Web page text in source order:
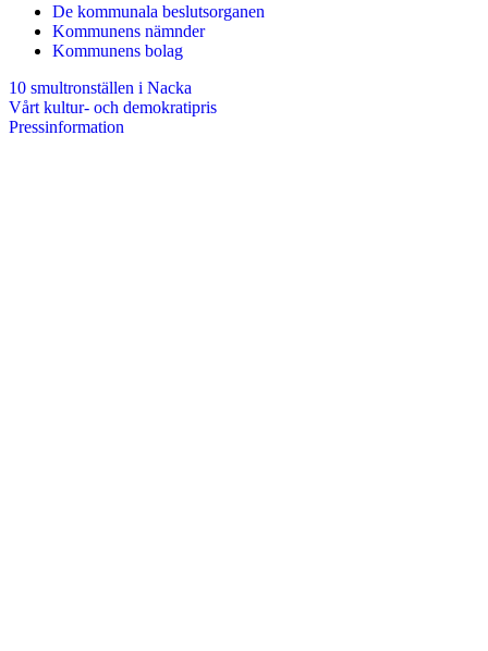
De kommunala beslutsorganen
Kommunens nämnder
Kommunens bolag
10 smultronställen i Nacka
Vårt kultur- och demokratipris
Pressinformation